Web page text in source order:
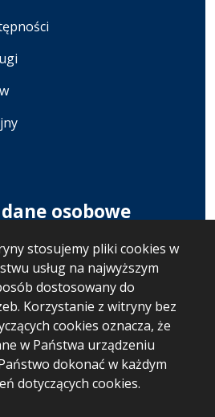
stosujemy pliki cookies w
usług na najwyższym
dostosowany do
Korzystanie z witryny bez
cookies oznacza, że
w Państwa urządzeniu
dokonać w każdym
dotyczących cookies.
osobowe
[121]
06.08.2026 13:30